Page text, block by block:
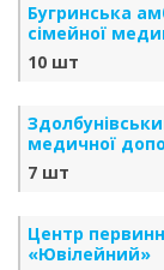
Бугринська
сімейної
10 шт
медичної
7 шт
Центр
«Ювілейний»